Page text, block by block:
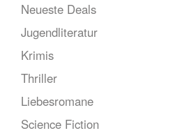
Neueste Deals
Jugendliteratur
Krimis
Thriller
Liebesromane
Science Fiction